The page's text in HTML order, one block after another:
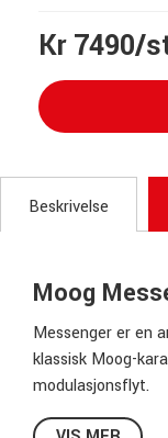
Kr 7490/
Beskrivelse
Moog
Messenger er en
klassisk Moog-
modulasjonsflyt.